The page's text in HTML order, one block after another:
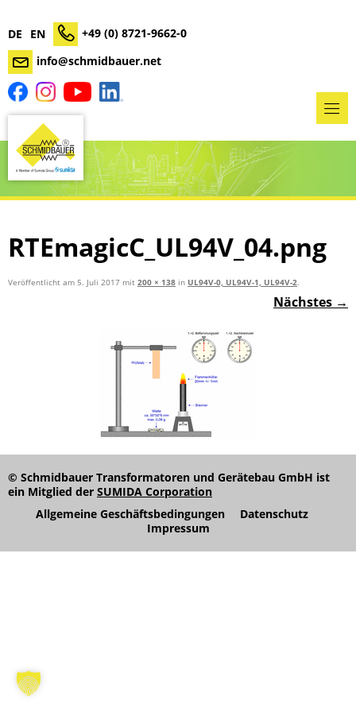
DE EN
+49 (0) 8721-9662-0
info@schmidbauer.net
RTEmagicC_UL94V_04.png
Veröffentlicht am 5. Juli 2017 mit 200 × 138 in UL94V-0, UL94V-1, UL94V-2.
Nächstes →
© Schmidbauer Transformatoren und Gerätebau GmbH ist
ein Mitglied der SUMIDA Corporation
Allgemeine Geschäftsbedingungen
Datenschutz
Impressum